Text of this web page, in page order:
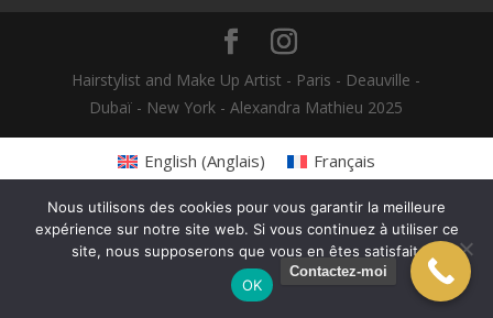
Hairstylist and Make Up Artist - Paris - Deauville -
Dubaï - New York - Alexandra Mathieu 2025
Contactez-moi
English (Anglais) Français
Nous utilisons des cookies pour vous garantir la meilleure
expérience sur notre site web. Si vous continuez à utiliser ce
site, nous supposerons que vous en êtes satisfait.
OK